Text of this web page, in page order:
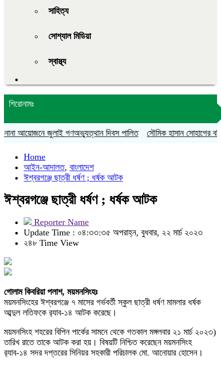
সাহিত্য
সোশ্যাল মিডিয়া
স্বাস্থ্য
শিরোনামঃ
আয়োজনে জুলাই গণঅভ্যুত্থান দিবস পালিত সৌমিক হাসান সোহাগের
Home
আইন-আদালত, বাংলাদেশ
ঈশ্বরগঞ্জে ছাত্রী ধর্ষণ ; ধর্ষক আটক
ঈশ্বরগঞ্জে ছাত্রী ধর্ষণ ; ধর্ষক আটক
Reporter Name
Update Time : ০৪:৩৩:৩৫ অপরাহ্ন, বুধবার, ২২ মার্চ ২০২৩
২৪৮ Time View
গোলাম কিবরিয়া পলাশ, ময়মনসিংহঃ
ময়মনসিংহের ঈশ্বরগঞ্জে ৭ মাসের গর্ভবর্তী স্কুল ছাত্রী ধর্ষণ মামলার ধর্ষক
আব্দুল লতিফকে র‍্যাব-১৪ আটক করেছে।
ময়মনসিংহ শহরের বিপিন পার্কের সামনে থেকে গতকাল মঙ্গলবার ২১ মার্চ ২০২৩)
তারিখ রাতে তাকে আটক করা হয়। বিষয়টি নিশ্চিত করেছেন ময়মনসিংহ
র‍্যাব-১৪ সদর দপ্তরের সিনিয়র সহকারী পরিচালক মো. আনোয়ার হোসেন।